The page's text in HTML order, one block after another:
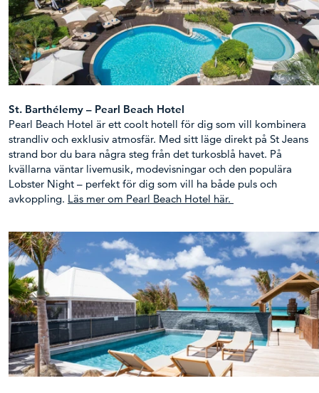
St. Barthélemy – Pearl Beach Hotel
Pearl Beach Hotel är ett coolt hotell för dig som vill kombinera
strandliv och exklusiv atmosfär. Med sitt läge direkt på St Jeans
strand bor du bara några steg från det turkosblå havet. På
kvällarna väntar livemusik, modevisningar och den populära
Lobster Night – perfekt för dig som vill ha både puls och
avkoppling. Läs mer om Pearl Beach Hotel här.